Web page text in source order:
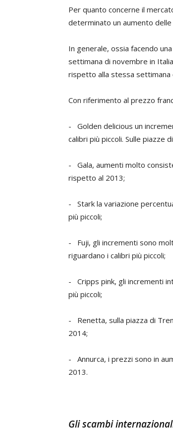
Per quanto concerne il
determinato un aumento
In generale, ossia facendo
settimana di novembre in
rispetto alla stessa settimana
Con riferimento al prezzo
- Golden delicious un
calibri più piccoli. Sulle piazze
- Gala, aumenti molto
rispetto al 2013;
- Stark la variazione
più piccoli;
- Fuji, gli incrementi sono
riguardano i calibri più piccoli;
- Cripps pink, gli incrementi
più piccoli;
- Renetta, sulla piazza di
2014;
- Annurca, i prezzi sono in
2013.
Gli scambi